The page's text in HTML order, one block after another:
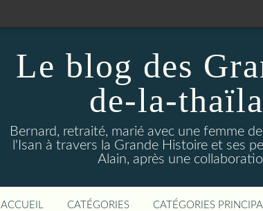
Le blog des
de-la-
Bernard, retraité, marié avec une femme
l'Isan à travers la Grande Histoire et ses
Alain, après une
ACCUEIL CATÉGORIES CATÉGORIES